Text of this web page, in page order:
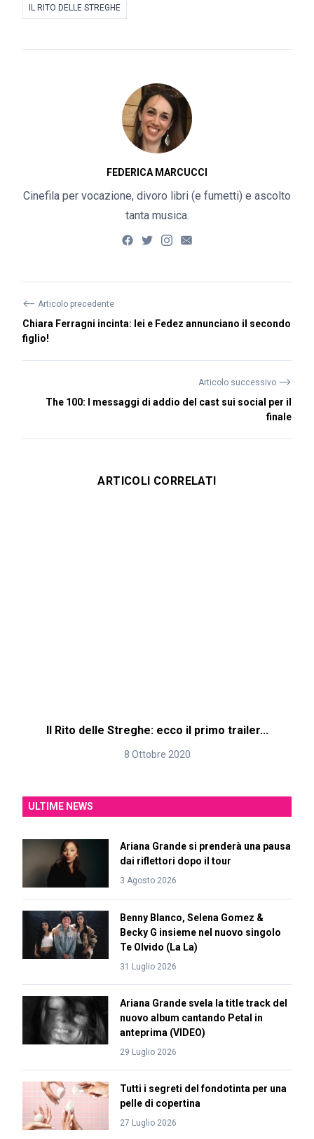
IL RITO DELLE STREGHE
FEDERICA MARCUCCI
Cinefila per vocazione, divoro libri (e fumetti) e ascolto
tanta musica.
⟵ Articolo precedente
Chiara Ferragni incinta: lei e Fedez annunciano il secondo
figlio!
Articolo successivo ⟶
The 100: I messaggi di addio del cast sui social per il
finale
ARTICOLI CORRELATI
Il Rito delle Streghe: ecco il primo trailer...
8 Ottobre 2020
ULTIME NEWS
Ariana Grande si prenderà una pausa
dai riflettori dopo il tour
3 Agosto 2026
Benny Blanco, Selena Gomez &
Becky G insieme nel nuovo singolo
Te Olvido (La La)
31 Luglio 2026
Ariana Grande svela la title track del
nuovo album cantando Petal in
anteprima (VIDEO)
29 Luglio 2026
Tutti i segreti del fondotinta per una
pelle di copertina
27 Luglio 2026